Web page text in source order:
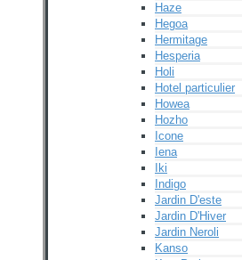
Haze
Hegoa
Hermitage
Hesperia
Holi
Hotel particulier
Howea
Hozho
Icone
Iena
Iki
Indigo
Jardin D'este
Jardin D'Hiver
Jardin Neroli
Kanso